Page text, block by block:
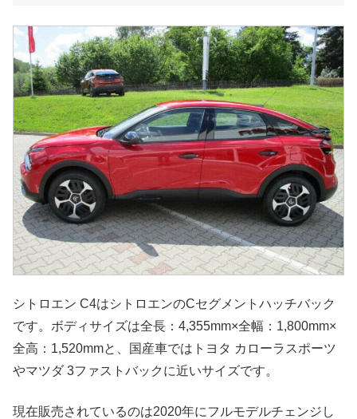
シトロエン C4はシトロエンのCセグメントハッチバック
です。ボディサイズは全長：4,355mm×全幅：1,800mm×
全高：1,520mmと、国産車ではトヨタ カローラスポーツ
やマツダ 3ファストバックに近いサイズです。
現在販売されているのは2020年にフルモデルチェンジし